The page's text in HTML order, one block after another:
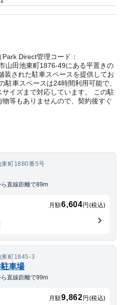
Direct管理コード：
山田池東町1876-49にある平置きの
装された駐車スペースを提供してお
駐車スペースは24時間利用可能で、
イズまで対応しています。 この駐
等もありませんので、契約後すぐ
東町1880番5号
直線距離で89m
月額6,604円(税込)
東町1845-3
車場
直線距離で99m
月額9,862円(税込)